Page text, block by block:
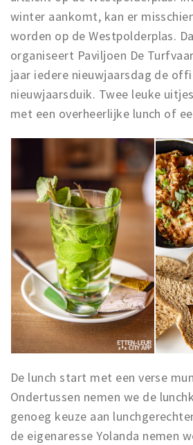
Winkelgebieden
Deals
Parkeren
Inloggen
winter aankomt, kan er
worden op de Westpolderplas.
organiseert Paviljoen De
jaar iedere nieuwjaarsdag de
nieuwjaarsduik. Twee leuke
met een overheerlijke lunch of
De lunch start met een verse
Ondertussen nemen we de
genoeg keuze aan
de eigenaresse Yolanda nemen